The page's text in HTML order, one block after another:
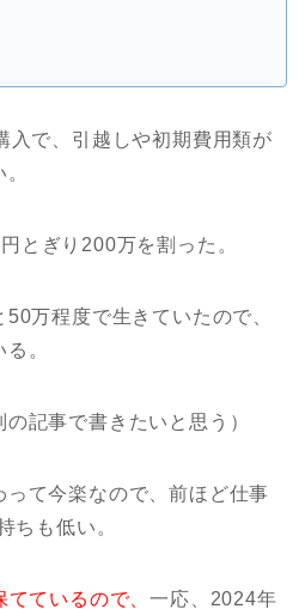
入で、引越しや初期費用類が
とぎり200万を割った。
万程度で生きていたので、
。
の記事で書きたいと思う）
って今楽なので、前ほど仕事
ちも低い。
てているので、一応、2024年